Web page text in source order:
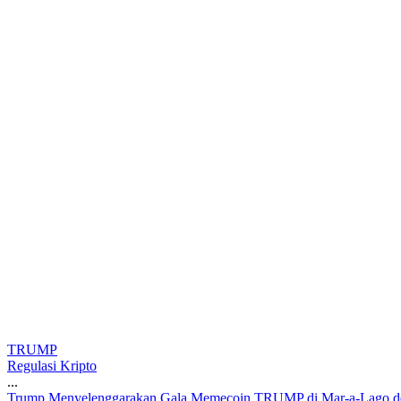
TRUMP
Regulasi Kripto
...
Trump Menyelenggarakan Gala Memecoin TRUMP di Mar-a-Lago d